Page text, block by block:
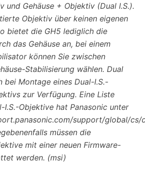
und Gehäuse + Objektiv (Dual I.S.).
Objektiv über keinen eigenen
bietet die GH5 lediglich die
das Gehäuse an, bei einem
können Sie zwischen
Stabilisierung wählen. Dual
bei Montage eines Dual-I.S.-
zur Verfügung. Eine Liste
I.S.-Objektive hat Panasonic unter
support/global/cs/
müssen die
mit einer neuen Firmware-
werden. (msi)